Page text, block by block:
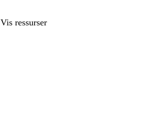
Vis ressurser